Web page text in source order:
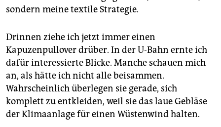
sondern meine textile Strategie.
Drinnen ziehe ich jetzt immer einen
Kapuzenpullover drüber. In der U-Bahn ernte ich
dafür interessierte Blicke. Manche schauen mich
an, als hätte ich nicht alle beisammen.
Wahrscheinlich überlegen sie gerade, sich
komplett zu entkleiden, weil sie das laue Gebläse
der Klimaanlage für einen Wüstenwind halten.